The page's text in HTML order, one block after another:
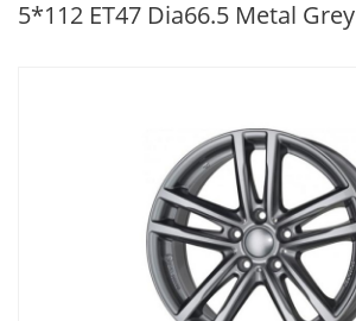
5*112 ET47 Dia66.5 Metal Grey